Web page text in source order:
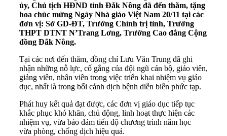
ủy, Chủ tịch HĐND tỉnh Đắk Nông đã đến thăm, tặng
hoa chúc mừng Ngày Nhà giáo Việt Nam 20/11 tại các
đơn vị: Sở GD-ĐT, Trường Chính trị tỉnh, Trường
THPT DTNT N’Trang Lơng, Trường Cao đẳng Cộng
đồng Đắk Nông.
Tại các nơi đến thăm, đồng chí Lưu Văn Trung đã ghi
nhận những nỗ lực, cố gắng của đội ngũ cán bộ, giáo viên,
giảng viên, nhân viên trong việc triển khai nhiệm vụ giáo
dục, nhất là trong bối cảnh dịch bệnh diễn biễn phức tạp.
Phát huy kết quả đạt được, các đơn vị giáo dục tiếp tục
khắc phục khó khăn, chủ động, linh hoạt thực hiện các
nhiệm vụ, vừa bảo đảm tiến độ chương trình năm học
vừa phòng, chống dịch hiệu quả.